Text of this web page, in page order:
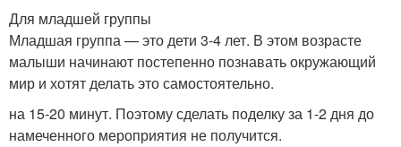
Для младшей группы
Младшая группа — это дети 3-4 лет. В этом возрасте
малыши начинают постепенно познавать окружающий
мир и хотят делать это самостоятельно.
на 15-20 минут. Поэтому сделать поделку за 1-2 дня до
намеченного мероприятия не получится.